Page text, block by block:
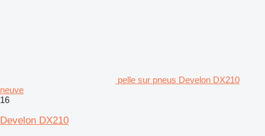
pelle sur pneus Develon DX210
neuve
16
Develon DX210